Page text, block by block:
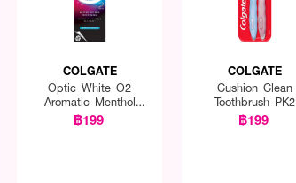
COLGATE
Optic White O2
Aromatic Menthol
Toothpaste
฿199
COLGATE
Cushion Clean
Toothbrush PK2
฿199